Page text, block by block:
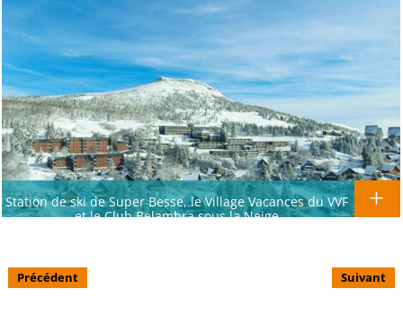
Station de ski de Super Besse, le Village Vacances du VVF
et le Club Belambra sous la Neige
Précédent Suivant